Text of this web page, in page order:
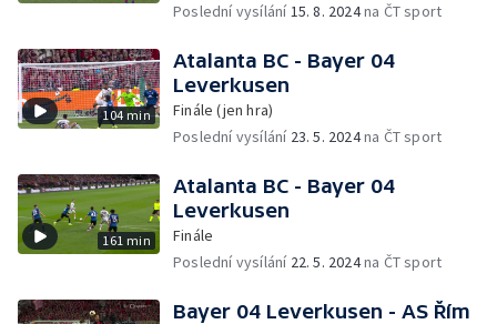
Poslední vysílání15. 8. 2024na ČT sport
104 min
Atalanta BC - Bayer 04
Leverkusen
Finále (jen hra)
Poslední vysílání 23. 5. 2024na ČT sport
161 min
Atalanta BC - Bayer 04
Leverkusen
Finále
Poslední vysílání 22. 5. 2024na ČT sport
Bayer 04 Leverkusen - AS Řím